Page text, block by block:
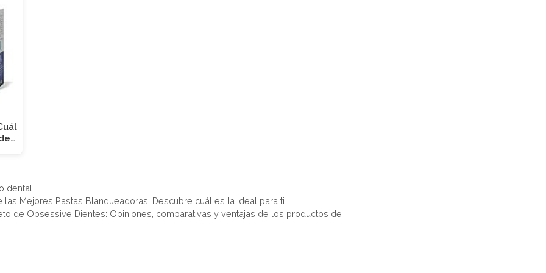
dental
las Mejores Pastas Blanqueadoras: Descubre cuál es la ideal para ti
de Obsessive Dientes: Opiniones, comparativas y ventajas de los productos de